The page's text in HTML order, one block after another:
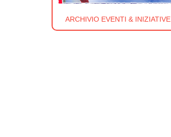
ARCHIVIO EVENTI & INIZIATIVE